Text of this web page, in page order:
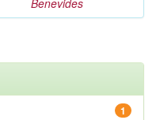
Benevides
1